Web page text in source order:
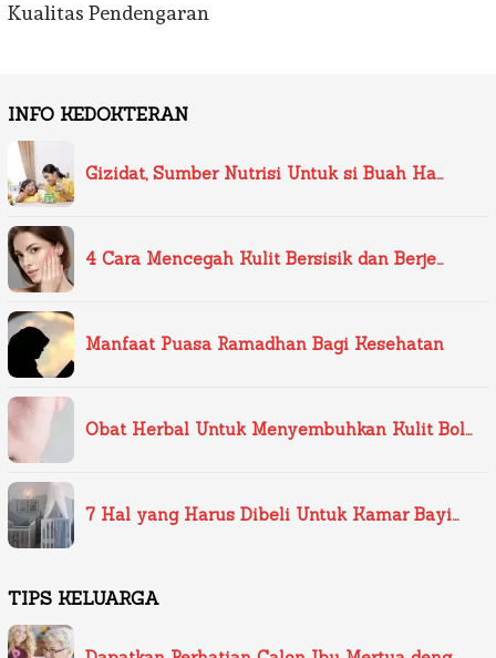
Kualitas Pendengaran
INFO KEDOKTERAN
Gizidat, Sumber Nutrisi Untuk si Buah Ha…
4 Cara Mencegah Kulit Bersisik dan Berje…
Manfaat Puasa Ramadhan Bagi Kesehatan
Obat Herbal Untuk Menyembuhkan Kulit Bol…
7 Hal yang Harus Dibeli Untuk Kamar Bayi…
TIPS KELUARGA